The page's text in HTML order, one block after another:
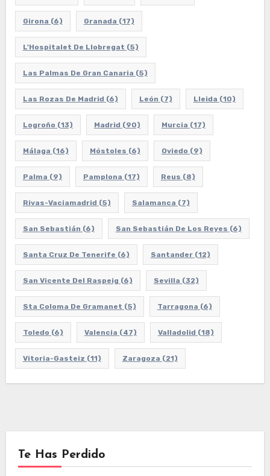
Girona (6) Granada (17)
L'Hospitalet De Llobregat (5)
Las Palmas De Gran Canaria (5)
Las Rozas De Madrid (6) León (7) Lleida (10)
Logroño (13) Madrid (90) Murcia (17)
Málaga (16) Móstoles (6) Oviedo (9)
Palma (9) Pamplona (17) Reus (8)
Rivas-Vaciamadrid (5) Salamanca (7)
San Sebastián (6) San Sebastián De Los Reyes (6)
Santa Cruz De Tenerife (6) Santander(12)
San Vicente Del Raspeig (6) Sevilla (32)
Sta Coloma De Gramanet (5) Tarragona (6)
Toledo (6) Valencia (47) Valladolid (18)
Vitoria-Gasteiz (11) Zaragoza (21)
Te Has Perdido